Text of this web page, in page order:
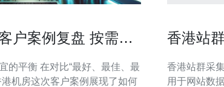
户案例复盘 按需配
的平衡 在对比“最好、最佳、最
机房这次客户案例展现了如何
香港站
香港站群采集服务器功
用于网站数